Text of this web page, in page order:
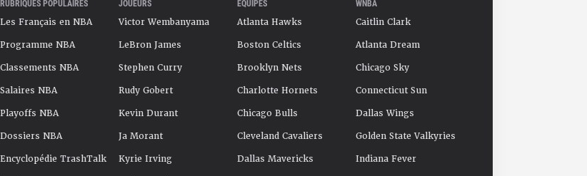
RUBRIQUES POPULAIRES
Les Français en NBA
Programme NBA
Classements NBA
Salaires NBA
Playoffs NBA
Dossiers NBA
Encyclopédie TrashTalk
JOUEURS
Victor Wembanyama
LeBron James
Stephen Curry
Rudy Gobert
Kevin Durant
Ja Morant
Kyrie Irving
ÉQUIPES
Atlanta Hawks
Boston Celtics
Brooklyn Nets
Charlotte Hornets
Chicago Bulls
Cleveland Cavaliers
Dallas Mavericks
WNBA
Caitlin Clark
Atlanta Dream
Chicago Sky
Connecticut Sun
Dallas Wings
Golden State Valkyries
Indiana Fever